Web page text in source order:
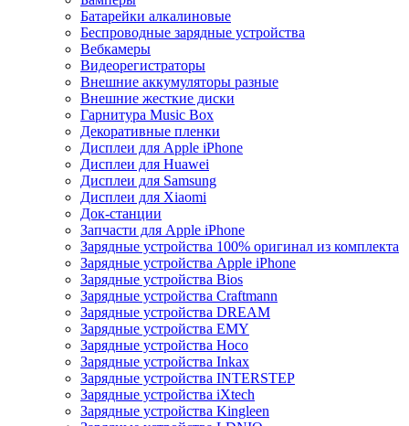
Батарейки алкалиновые
Беспроводные зарядные устройства
Вебкамеры
Видеорегистраторы
Внешние аккумуляторы разные
Внешние жесткие диски
Гарнитура Music Box
Декоративные пленки
Дисплеи для Apple iPhone
Дисплеи для Huawei
Дисплеи для Samsung
Дисплеи для Xiaomi
Док-станции
Запчасти для Apple iPhone
Зарядные устройства 100% оригинал из комплекта
Зарядные устройства Apple iPhone
Зарядные устройства Bios
Зарядные устройства Craftmann
Зарядные устройства DREAM
Зарядные устройства EMY
Зарядные устройства Hoco
Зарядные устройства Inkax
Зарядные устройства INTERSTEP
Зарядные устройства iXtech
Зарядные устройства Kingleen